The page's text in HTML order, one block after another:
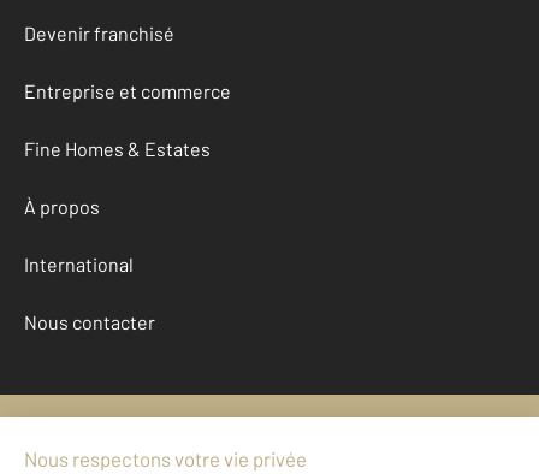
Devenir franchisé
Entreprise et commerce
Fine Homes & Estates
À propos
International
Nous contacter
Données personnelles